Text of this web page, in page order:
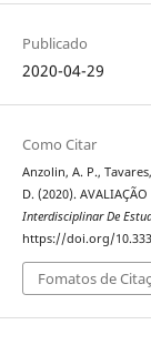
Publicado
2020-04-29
Como Citar
Anzolin, A. P.,
D. (2020). AVALIAÇÃO
Interdisciplinar De
https://doi.org/
Fomatos de